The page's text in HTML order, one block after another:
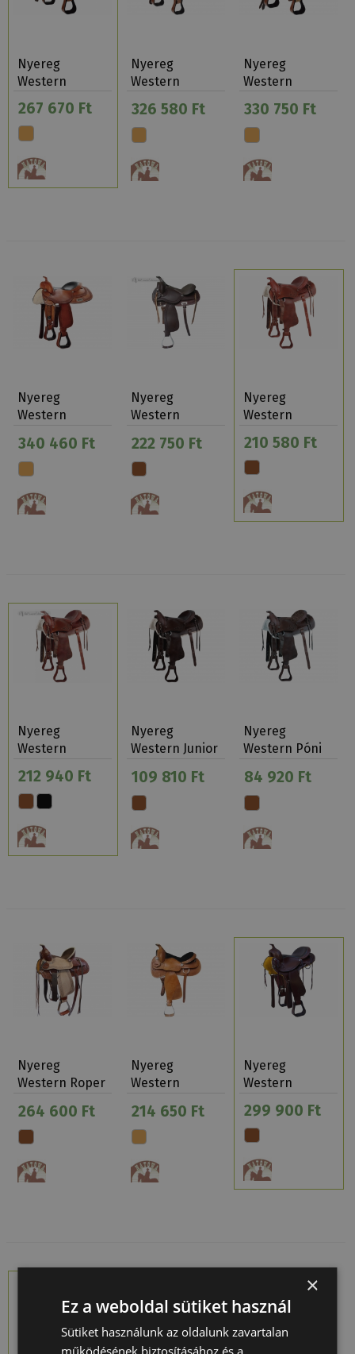
Nyereg
Western
267 670 Ft
Nyereg
Western
326 580 Ft
Nyereg
Western
330 750 Ft
Nyereg
Western
340 460 Ft
Nyereg
Western
Szél Kerek…
222 750 Ft
Nyereg
Western
210 580 Ft
Nyereg
Western
212 940 Ft
Nyereg
Western Junior
109 810 Ft
Nyereg
Western Póni
84 920 Ft
Nyereg
Western Roper
264 600 Ft
Nyereg
Western
Kosárfonott
Dupla…
214 650 Ft
Nyereg
Western
Endura…
299 900 Ft
×
Ez a weboldal sütiket használ
Sütiket használunk az oldalunk zavartalan
működésének biztosításához és a